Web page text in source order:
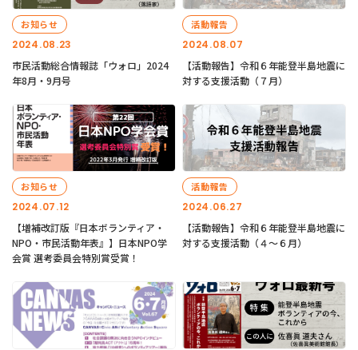
2024.08.23
お知らせ
市民活動総合情報誌「ウォロ」2024
年8月・9月号
2024.08.07
活動報告
【活動報告】令和６年能登半島地震に
対する支援活動（７月）
2024.07.12
お知らせ
【増補改訂版『日本ボランティア・
NPO・市民活動年表』】日本NPO学
会賞 選考委員会特別賞受賞！
2024.06.27
活動報告
【活動報告】令和６年能登半島地震に
対する支援活動（４〜６月）